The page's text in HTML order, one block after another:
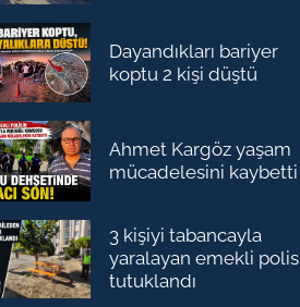
Dayandıkları bariyer
koptu 2 kişi düştü
Ahmet Kargöz yaşam
mücadelesini kaybetti
3 kişiyi tabancayla
yaralayan emekli polis
tutuklandı